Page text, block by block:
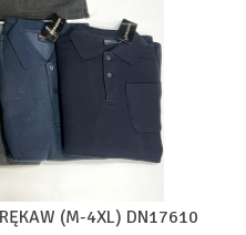
(M-4XL) DN17610